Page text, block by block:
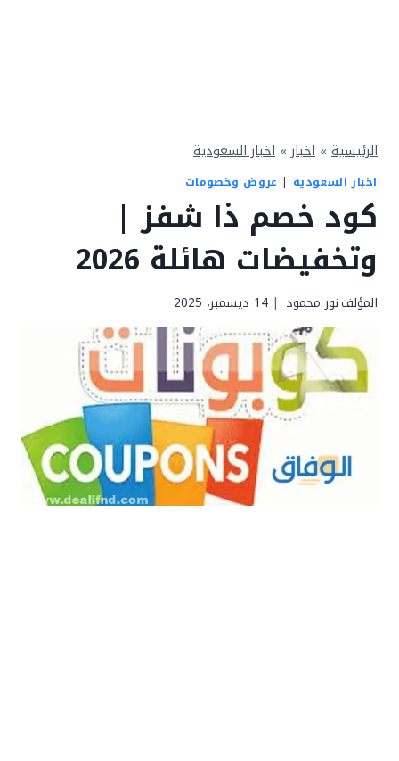
الرئيسية » اخبار » اخبار السعودية
اخبار السعودية | عروض وخصومات
كود خصم ذا شفز |
وتخفيضات هائلة 2026
المؤلفنور محمود 14 ديسمبر، 2025